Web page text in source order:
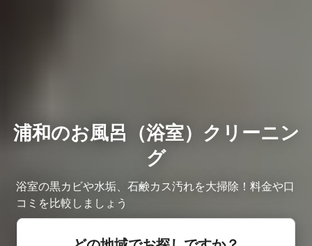
浦和のお風呂（浴室）クリーニン
グ
浴室の黒カビや水垢、石鹸カス汚れを大掃除！料金や口
コミを比較しましょう